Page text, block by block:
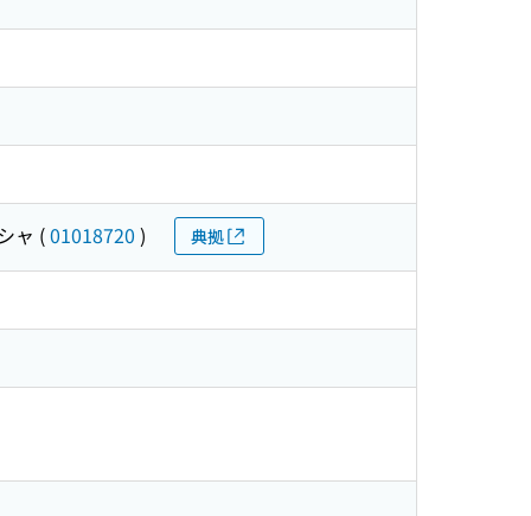
ャ (01018720 ) 典拠